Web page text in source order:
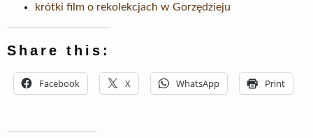
krótki film o rekolekcjach w Gorzędzieju
Share this:
Facebook X WhatsApp Print